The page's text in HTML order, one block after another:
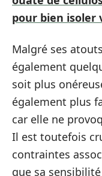
pour bien isoler
Malgré ses
également
soit plus
également plus
car elle ne
Il est toutefois
contraintes
que sa